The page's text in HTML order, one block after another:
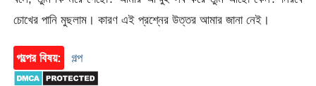
চোখের পানি মুছলাম। কারণ এই প্রশ্নের উত্তর আমার জানা নেই।
গল্পের বিষয়: গল্প